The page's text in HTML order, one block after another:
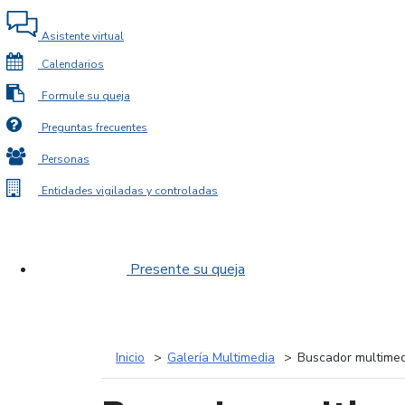
Asistente virtual
Calendarios
Formule su queja
Preguntas frecuentes
Personas
Entidades vigiladas y controladas
Presente su queja
Inicio Galería Multimedia Buscador